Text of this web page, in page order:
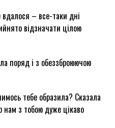
вдалося – все-таки дні
відзначати цілою
поряд і з обеззброюючою
тебе образила? Сказала
з тобою дуже цікаво